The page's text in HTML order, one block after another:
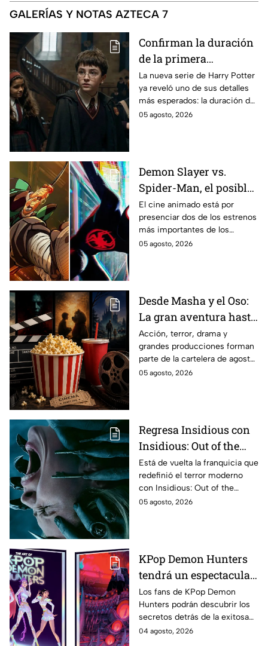
GALERÍAS Y NOTAS AZTECA 7
Confirman la duración
de la primera
temporada de Harry
Potter y emocionará a
los fans de los libros
La nueva serie de Harry Potter
ya reveló uno de sus detalles
más esperados: la duración de
la primera temporada basada
05 agosto, 2026
Demon Slayer vs.
Spider-Man, el posible
gran enfrentamiento
en taquilla del 2027
El cine animado está por
presenciar dos de los estrenos
más importantes de los
últimos años.
05 agosto, 2026
Desde Masha y el Oso:
La gran aventura hasta
El Final de la Calle Oak
con Anne Hathaway.
Esta es la lista
completa de los
México
Acción, terror, drama y
grandes producciones forman
parte de la cartelera de agosto
en México.
05 agosto, 2026
Regresa Insidious con
Insidious: Out of the
Further; esto revela el
aterrador primer tráiler
Está de vuelta la franquicia que
redefinió el terror moderno
con Insidious: Out of the
Further. Te contamos todo lo
05 agosto, 2026
KPop Demon Hunters
tendrá un espectacular
libro de arte con más de
500 ilustraciones
inéditas: ¿se venderá
en México?
Los fans de KPop Demon
Hunters podrán descubrir los
secretos detrás de la exitosa
película gracias a un nuevo
04 agosto, 2026